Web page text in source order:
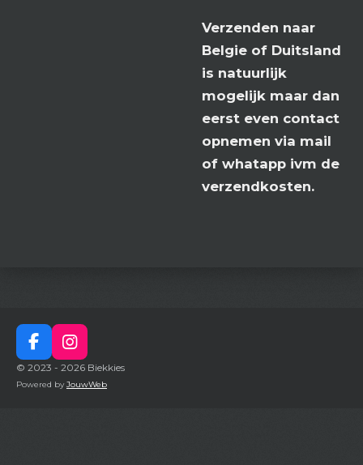
Verzenden naar
Belgie of Duitsland
is natuurlijk
mogelijk maar dan
eerst even contact
opnemen via mail
of whatapp ivm de
verzendkosten.
F
a
c
I
n
s
© 2023 - 2026 Biekkies
Powered byJouwWeb